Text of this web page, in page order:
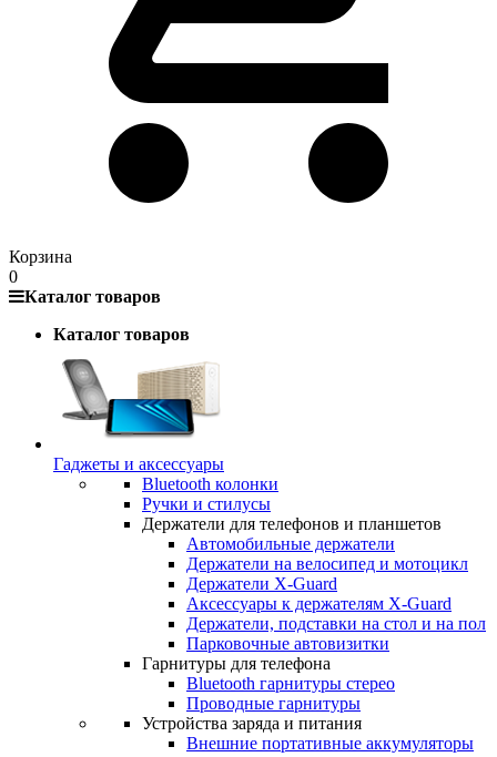
Корзина
0
Каталог товаров
Каталог товаров
Гаджеты и аксессуары
Bluetooth колонки
Ручки и стилусы
Держатели для телефонов и планшетов
Автомобильные держатели
Держатели на велосипед и мотоцикл
Держатели X-Guard
Аксессуары к держателям X-Guard
Держатели, подставки на стол и на пол
Парковочные автовизитки
Гарнитуры для телефона
Bluetooth гарнитуры стерео
Проводные гарнитуры
Устройства заряда и питания
Внешние портативные аккумуляторы